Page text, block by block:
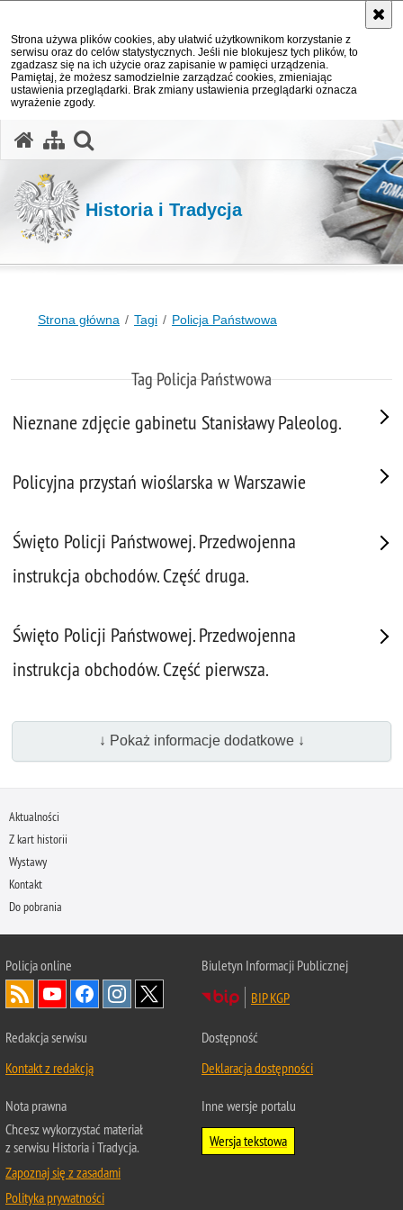
Strona używa plików cookies, aby ułatwić użytkownikom korzystanie z
serwisu oraz do celów statystycznych. Jeśli nie blokujesz tych plików, to
zgadzasz się na ich użycie oraz zapisanie w pamięci urządzenia.
Pamiętaj, że możesz samodzielnie zarządzać cookies, zmieniając
ustawienia przeglądarki. Brak zmiany ustawienia przeglądarki oznacza
wyrażenie zgody.
Historia i Tradycja
Strona główna Tagi Policja Państwowa
Tag Policja Państwowa
Nieznane zdjęcie gabinetu Stanisławy Paleolog.
Policyjna przystań wioślarska w Warszawie
Święto Policji Państwowej. Przedwojenna
instrukcja obchodów. Część druga.
Święto Policji Państwowej. Przedwojenna
instrukcja obchodów. Część pierwsza.
↓ Pokaż informacje dodatkowe ↓
Aktualności
Z kart historii
Wystawy
Kontakt
Do pobrania
Policjaonline
Biuletyn Informacji Publicznej
BIP KGP
Redakcja serwisu
Kontakt z redakcją
Dostępność
Deklaracja dostępności
Nota prawna
Chcesz wykorzystać materiał
z serwisu Historia i Tradycja.
Zapoznaj się z zasadami
Polityka prywatności
Inne wersje portalu
Wersja tekstowa